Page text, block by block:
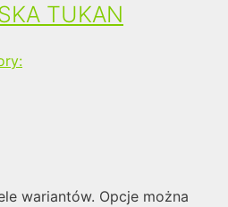
TUKAN
wariantów. Opcje można